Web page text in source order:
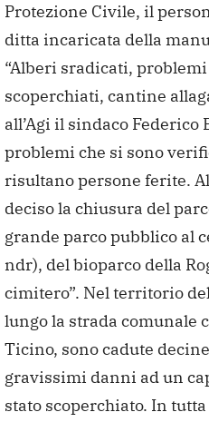
Protezione Civile, il
ditta incaricata della
“Alberi sradicati,
scoperchiati, cantine
all’Agi il sindaco
problemi che si sono
risultano persone ferite.
deciso la chiusura del
grande parco pubblico al
ndr), del bioparco della
cimitero”. Nel territorio
lungo la strada comunale
Ticino, sono cadute
gravissimi danni ad un
stato scoperchiato. In